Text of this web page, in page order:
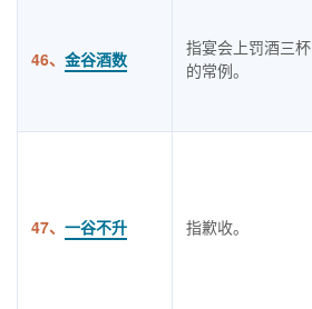
46、 金谷酒数
指宴会上罚酒三杯
的常例。
47、 一谷不升 指歉收。